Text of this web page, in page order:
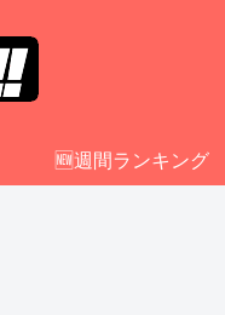
🆕週間ランキング